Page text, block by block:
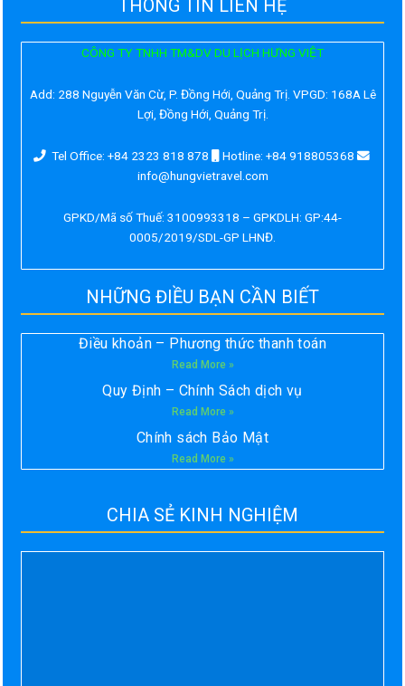
THÔNG TIN LIÊN HỆ
CÔNG TY TNHH TM&DV DU LỊCH HƯNG VIỆT
Add: 288 Nguyễn Văn Cừ, P. Đồng Hới, Quảng Trị. VPGD: 168A Lê
Lợi, Đồng Hới, Quảng Trị.
Tel Office: +84 2323 818 878
Hotline: +84 918805368
info@hungvietravel.com
GPKD/Mã số Thuế: 3100993318 – GPKDLH: GP:44-
0005/2019/SDL-GP LHNĐ.
NHỮNG ĐIỀU BẠN CẦN BIẾT
Điều khoản – Phương thức thanh toán
Read More »
Quy Định – Chính Sách dịch vụ
Read More »
Chính sách Bảo Mật
Read More »
CHIA SẺ KINH NGHIỆM